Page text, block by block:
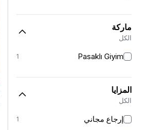
ماركة
الكل
Pasaklı Giyim
1
المزايا
الكل
إرجاع مجاني 1